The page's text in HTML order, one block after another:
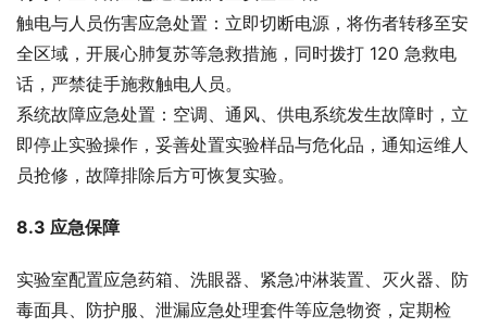
触电与人员伤害应急处置：立即切断电源，将伤者转移至安
全区域，开展心肺复苏等急救措施，同时拨打 120 急救电
话，严禁徒手施救触电人员。
系统故障应急处置：空调、通风、供电系统发生故障时，立
即停止实验操作，妥善处置实验样品与危化品，通知运维人
员抢修，故障排除后方可恢复实验。
8.3 应急保障
实验室配置应急药箱、洗眼器、紧急冲淋装置、灭火器、防
毒面具、防护服、泄漏应急处理套件等应急物资，定期检